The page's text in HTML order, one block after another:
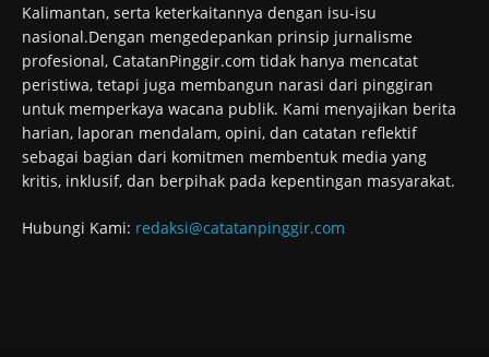
Kalimantan, serta keterkaitannya dengan isu-isu
nasional.Dengan mengedepankan prinsip jurnalisme
profesional, CatatanPinggir.com tidak hanya mencatat
peristiwa, tetapi juga membangun narasi dari pinggiran
untuk memperkaya wacana publik. Kami menyajikan berita
harian, laporan mendalam, opini, dan catatan reflektif
sebagai bagian dari komitmen membentuk media yang
kritis, inklusif, dan berpihak pada kepentingan masyarakat.
Hubungi Kami: redaksi@catatanpinggir.com